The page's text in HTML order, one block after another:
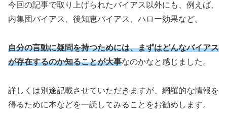
今回の記事で取り上げられたバイアス以外にも、例えば、
内集団バイアス、後知恵バイアス、ハロー効果など。
自分の言動に疑問を持つためには、まずはどんなバイアス
が存在するのか知ることが大事なのかなと感じました。
詳しくは別途記載させていただきますが、網羅的な情報を
得るために本などを一読してみることをお勧めします。